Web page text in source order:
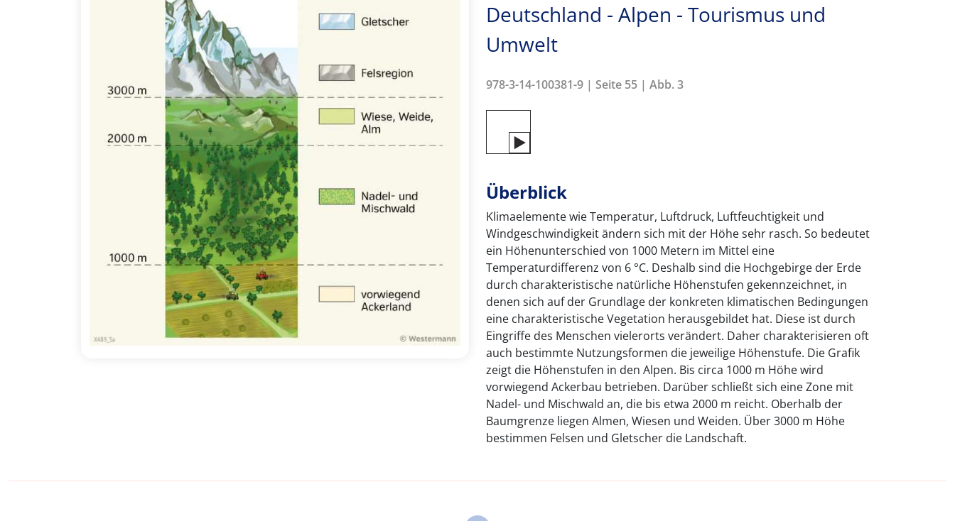
Deutschland - Alpen - Tourismus und
Umwelt
978-3-14-100381-9 | Seite 55 | Abb. 3
Überblick
Klimaelemente wie Temperatur, Luftdruck, Luftfeuchtigkeit und
Windgeschwindigkeit ändern sich mit der Höhe sehr rasch. So bedeutet
ein Höhenunterschied von 1000 Metern im Mittel eine
Temperaturdifferenz von 6 °C. Deshalb sind die Hochgebirge der Erde
durch charakteristische natürliche Höhenstufen gekennzeichnet, in
denen sich auf der Grundlage der konkreten klimatischen Bedingungen
eine charakteristische Vegetation herausgebildet hat. Diese ist durch
Eingriffe des Menschen vielerorts verändert. Daher charakterisieren oft
auch bestimmte Nutzungsformen die jeweilige Höhenstufe. Die Grafik
zeigt die Höhenstufen in den Alpen. Bis circa 1000 m Höhe wird
vorwiegend Ackerbau betrieben. Darüber schließt sich eine Zone mit
Nadel- und Mischwald an, die bis etwa 2000 m reicht. Oberhalb der
Baumgrenze liegen Almen, Wiesen und Weiden. Über 3000 m Höhe
bestimmen Felsen und Gletscher die Landschaft.